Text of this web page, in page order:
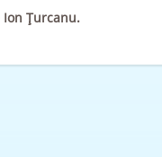
Ţurcanu.